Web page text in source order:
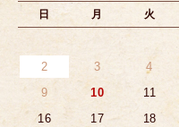
日 月 火
2
3 4
9
10 11
16
17 18